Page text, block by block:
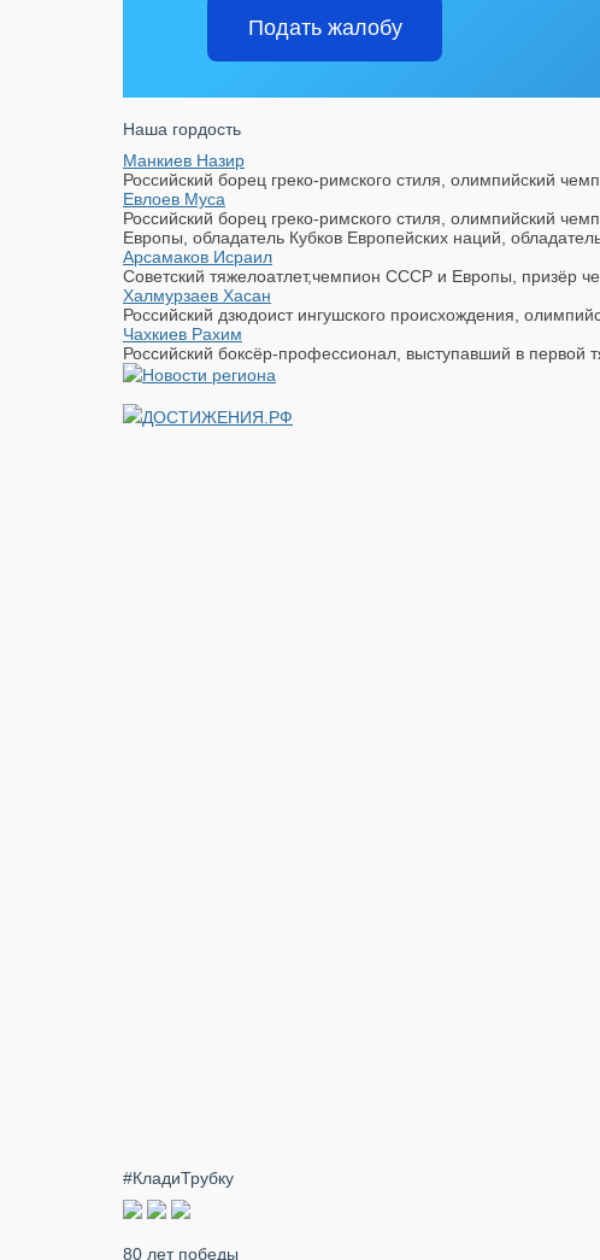
Подать жалобу
Наша гордость
Манкиев Назир
Российский борец греко-римского стиля, олимпийский
Евлоев Муса
Российский борец греко-римского стиля, олимпийский
Европы, обладатель Кубков Европейских наций,
Арсамаков Исраил
Советский тяжелоатлет,чемпион СССР и Европы, призёр
Халмурзаев Хасан
Российский дзюдоист ингушского происхождения,
Чахкиев Рахим
Российский боксёр-профессионал, выступавший в первой
ДОСТИЖЕНИЯ.РФ
#КладиТрубку
80 лет победы